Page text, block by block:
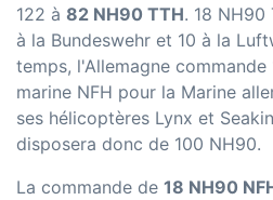
122 à 82 NH90 TTH. 18
à la Bundeswehr et 10 à la
temps, l'Allemagne
marine NFH pour la Marine
ses hélicoptères Lynx et
disposera donc de 100 NH90.
La commande de 18 NH90